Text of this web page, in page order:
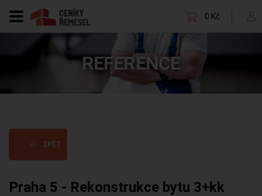
0 Kč
REFERENCE
ZPĚT
Praha 5 - Rekonstrukce bytu 3+kk